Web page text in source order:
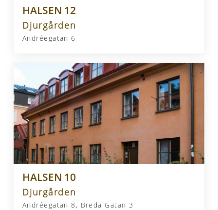
HALSEN 12
Djurgården
Andréegatan 6
HALSEN 10
Djurgården
Andréegatan 8, Breda Gatan 3